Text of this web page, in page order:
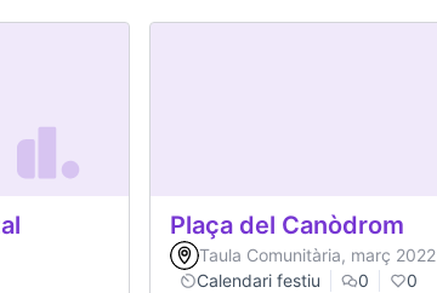
Plaça del Canòdrom
Taula Comunitària, març 2022
Calendari festiu
0 0